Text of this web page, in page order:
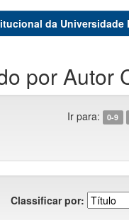
da Universidade
por Autor
Ir para: 0-9
Classificar por: